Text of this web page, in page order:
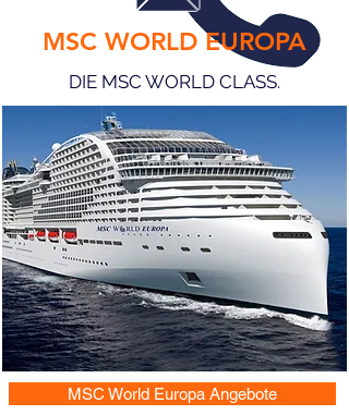
MSC WORLD EUROPA
DIE MSC WORLD CLASS.
MSC World Europa Angebote